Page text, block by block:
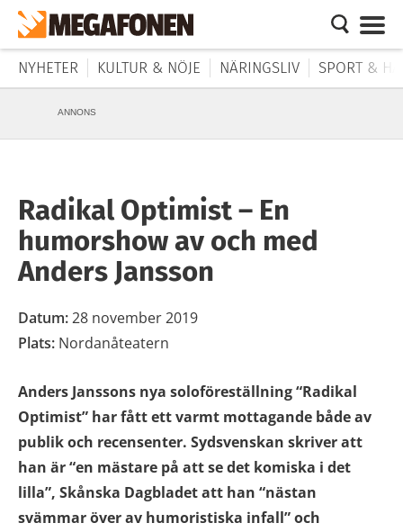
NYHETER KULTUR & NÖJE NÄRINGSLIV SPORT &
ANNONS
Radikal Optimist – En
humorshow av och med
Anders Jansson
Datum:28 november 2019
Plats: Nordanåteatern
Anders Janssons nya soloföreställning “Radikal
Optimist” har fått ett varmt mottagande både av
publik och recensenter. Sydsvenskan skriver att
han är “en mästare på att se det komiska i det
lilla”, Skånska Dagbladet att han “nästan
svämmar över av humoristiska infall” och